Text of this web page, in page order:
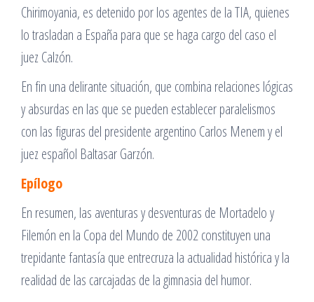
Chirimoyania, es detenido por los agentes de la TIA, quienes
lo trasladan a España para que se haga cargo del caso el
juez Calzón.
En fin una delirante situación, que combina relaciones lógicas
y absurdas en las que se pueden establecer paralelismos
con las figuras del presidente argentino Carlos Menem y el
juez español Baltasar Garzón.
Epílogo
En resumen, las aventuras y desventuras de Mortadelo y
Filemón en la Copa del Mundo de 2002 constituyen una
trepidante fantasía que entrecruza la actualidad histórica y la
realidad de las carcajadas de la gimnasia del humor.